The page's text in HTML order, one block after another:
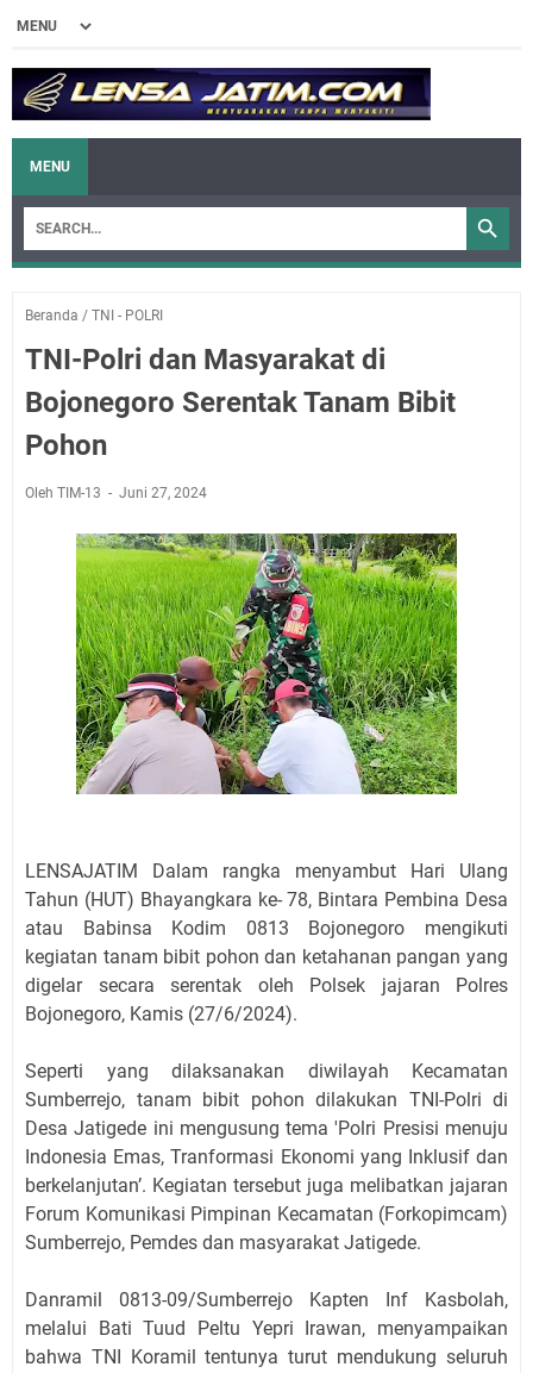
MENU
Beranda / TNI - POLRI
TNI-Polri dan Masyarakat di
Bojonegoro Serentak Tanam Bibit
Pohon
Oleh TIM-13 Juni 27, 2024
LENSAJATIM Dalam rangka menyambut Hari Ulang
Tahun (HUT) Bhayangkara ke- 78, Bintara Pembina Desa
atau Babinsa Kodim 0813 Bojonegoro mengikuti
kegiatan tanam bibit pohon dan ketahanan pangan yang
digelar secara serentak oleh Polsek jajaran Polres
Bojonegoro, Kamis (27/6/2024).
Seperti yang dilaksanakan diwilayah Kecamatan
Sumberrejo, tanam bibit pohon dilakukan TNI-Polri di
Desa Jatigede ini mengusung tema 'Polri Presisi menuju
Indonesia Emas, Tranformasi Ekonomi yang Inklusif dan
berkelanjutan’. Kegiatan tersebut juga melibatkan jajaran
Forum Komunikasi Pimpinan Kecamatan (Forkopimcam)
Sumberrejo, Pemdes dan masyarakat Jatigede.
Danramil 0813-09/Sumberrejo Kapten Inf Kasbolah,
melalui Bati Tuud Peltu Yepri Irawan, menyampaikan
bahwa TNI Koramil tentunya turut mendukung seluruh